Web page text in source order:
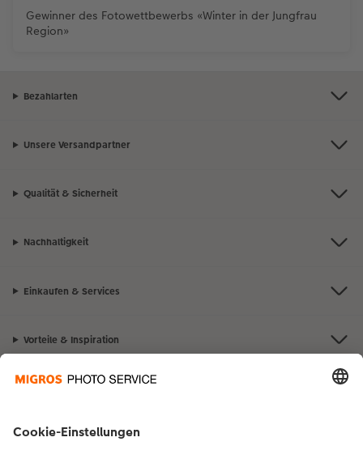
Gewinner des Fotowettbewerbs «Winter in der Jungfrau
Region»
Bezahlarten
Unsere Versandpartner
Qualität & Sicherheit
Nachhaltigkeit
Einkaufen & Services
Vorteile & Inspiration
Die Migros